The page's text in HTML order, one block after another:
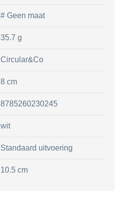
# Geen maat
35.7 g
Circular&Co
8 cm
8785260230245
wit
Standaard uitvoering
10.5 cm